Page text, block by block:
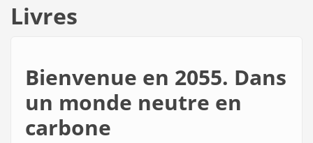
Livres
Bienvenue en 2055. Dans
un monde neutre en
carbone